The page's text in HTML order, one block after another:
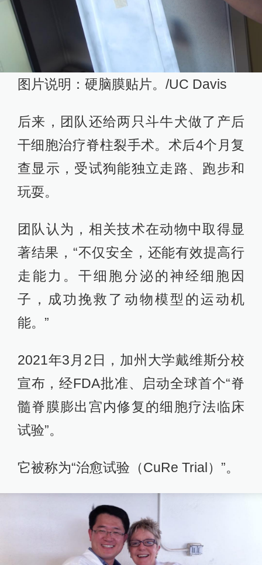
图片说明：硬脑膜贴片。/UC Davis
后来，团队还给两只斗牛犬做了产后
干细胞治疗脊柱裂手术。术后4个月复
查显示，受试狗能独立走路、跑步和
玩耍。
团队认为，相关技术在动物中取得显
著结果，“不仅安全，还能有效提高行
走能力。干细胞分泌的神经细胞因
子，成功挽救了动物模型的运动机
能。”
2021年3月2日，加州大学戴维斯分校
宣布，经FDA批准、启动全球首个“脊
髓脊膜膨出宫内修复的细胞疗法临床
试验”。
它被称为“治愈试验（CuRe Trial）”。